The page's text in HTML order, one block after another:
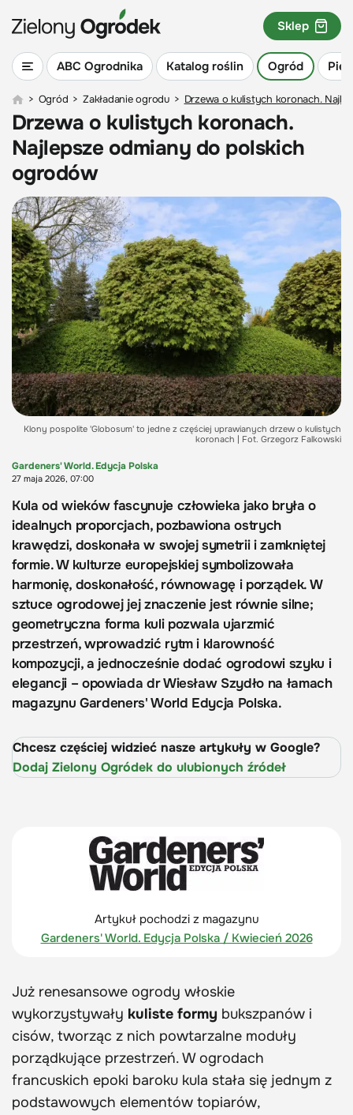
ABC Ogrodnika Katalog roślin Ogród
Sklep
> Ogród > Zakładanie ogrodu > Drzewa o kulistych koronach.
Drzewa o kulistych koronach.
Najlepsze odmiany do polskich
ogrodów
Klony pospolite 'Globosum' to jedne z częściej uprawianych drzew o kulistych
koronach | Fot. Grzegorz Falkowski
Gardeners' World. Edycja Polska
27 maja 2026, 07:00
Kula od wieków fascynuje człowieka jako bryła o
idealnych proporcjach, pozbawiona ostrych
krawędzi, doskonała w swojej symetrii i zamkniętej
formie. W kulturze europejskiej symbolizowała
harmonię, doskonałość, równowagę i porządek. W
sztuce ogrodowej jej znaczenie jest równie silne;
geometryczna forma kuli pozwala ujarzmić
przestrzeń, wprowadzić rytm i klarowność
kompozycji, a jednocześnie dodać ogrodowi szyku i
elegancji – opowiada dr Wiesław Szydło na łamach
magazynu Gardeners' World Edycja Polska.
Chcesz częściej widzieć nasze artykuły w Google?
Dodaj Zielony Ogródek do ulubionych źródeł
Artykuł pochodzi z magazynu
Gardeners' World. Edycja Polska / Kwiecień 2026
Już renesansowe ogrody włoskie
wykorzystywały kuliste formy bukszpanów i
cisów, tworząc z nich powtarzalne moduły
porządkujące przestrzeń. W ogrodach
francuskich epoki baroku kula stała się jednym z
podstawowych elementów topiarów,